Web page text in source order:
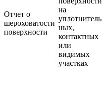
Отчет о
шероховатости
поверхности
на
уплотнитель
ных,
контактных
или
видимых
участках